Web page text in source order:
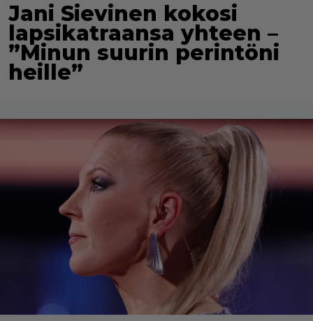
Jani Sievinen kokosi
lapsikatraansa yhteen –
”Minun suurin perintöni
heille”